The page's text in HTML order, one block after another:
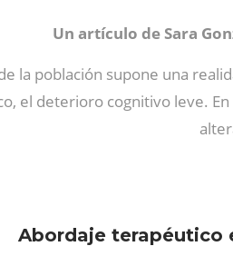
Un artículo de Sara
la población supone una
el deterioro cognitivo leve.
Abordaje terapéutico